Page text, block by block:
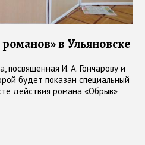
в Ульяновске
посвященная И. А. Гончарову и
будет показан специальный
действия романа «Обрыв»